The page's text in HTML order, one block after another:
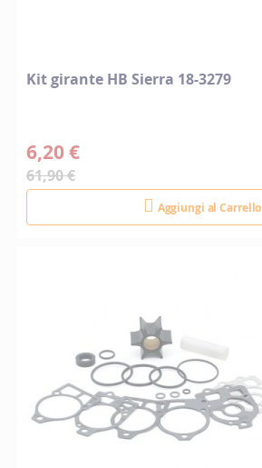
Kit girante HB Sierra 18-3279
6,20 €
61,90 €
Aggiungi al Carrello